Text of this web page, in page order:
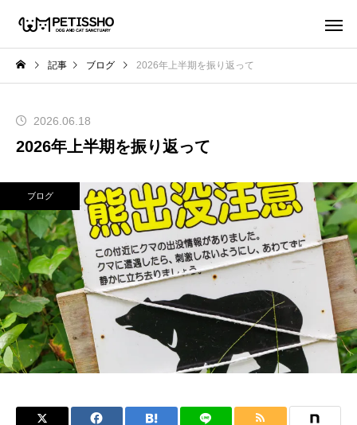
記事 ブログ 2026年上半期を振り返って
2026.06.18
2026年上半期を振り返って
ブログ